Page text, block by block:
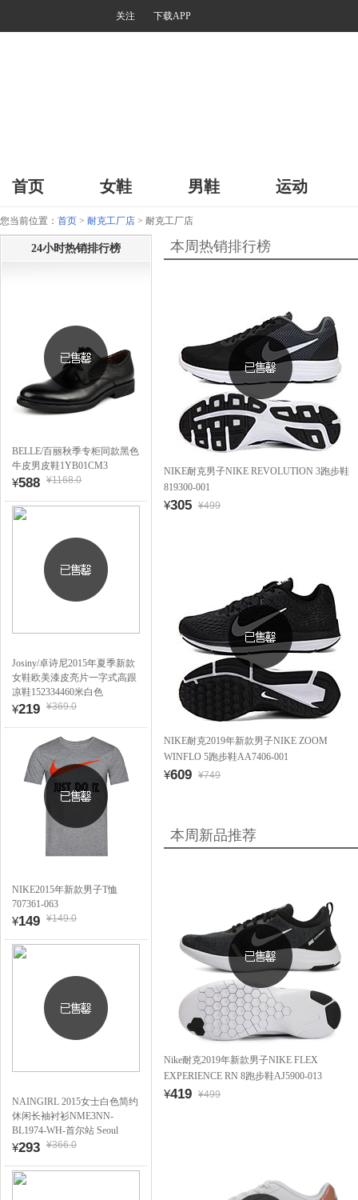
关注 下载APP
首页 女鞋 男鞋 运动
您当前位置： 首页 > 耐克工厂店 > 耐克工厂店
24小时热销排行榜
BELLE/百丽秋季专柜同款黑色
牛皮男皮鞋1YB01CM3
¥588 ¥1168.0
Josiny/卓诗尼2015年夏季新款
女鞋欧美漆皮亮片一字式高跟
凉鞋152334460米白色
¥219 ¥369.0
NIKE2015年新款男子T恤
707361-063
¥149 ¥149.0
NAINGIRL 2015女士白色简约
休闲长袖衬衫NME3NN-
BL1974-WH-首尔站 Seoul
¥293 ¥366.0
本周热销排行榜
NIKE耐克男子NIKE REVOLUTION 3跑步鞋
819300-001
¥305 ¥499
NIKE耐克2019年新款男子NIKE ZOOM
WINFLO 5跑步鞋AA7406-001
¥609 ¥749
本周新品推荐
Nike耐克2019年新款男子NIKE FLEX
EXPERIENCE RN 8跑步鞋AJ5900-013
¥419 ¥499